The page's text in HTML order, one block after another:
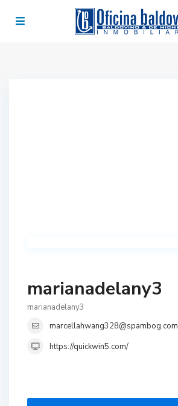
marianadelany3
marianadelany3
marcellahwang328@spambog.com
https://quickwin5.com/